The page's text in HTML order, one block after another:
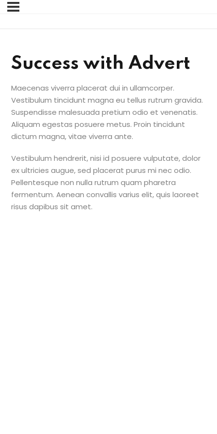
Success with Advert
Maecenas viverra placerat dui in ullamcorper.
Vestibulum tincidunt magna eu tellus rutrum gravida.
Suspendisse malesuada pretium odio et venenatis.
Aliquam egestas posuere metus. Proin tincidunt
dictum magna, vitae viverra ante.
Vestibulum hendrerit, nisi id posuere vulputate, dolor
ex ultricies augue, sed placerat purus mi nec odio.
Pellentesque non nulla rutrum quam pharetra
fermentum. Aenean convallis varius elit, quis laoreet
risus dapibus sit amet.
Don’t have an account?Sign up
Remember me Lost your password?